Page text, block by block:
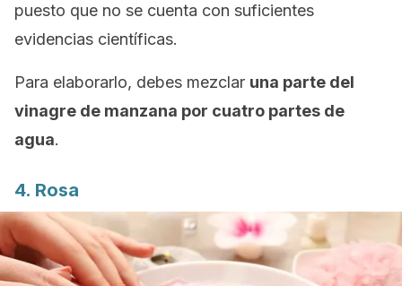
puesto que no se cuenta con suficientes
evidencias científicas.
Para elaborarlo, debes mezclar una parte del
vinagre de manzana por cuatro partes de
agua.
4. Rosa